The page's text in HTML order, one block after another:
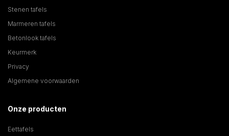
Stenen tafels
Marmeren tafels
Betonlook tafels
Keurmerk
Privacy
Algemene voorwaarden
Onze producten
Eettafels